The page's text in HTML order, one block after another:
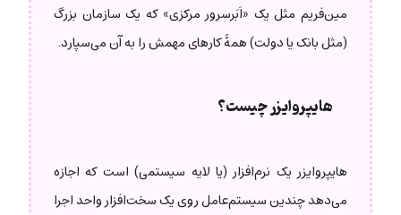
مین‌فریم مثل یک «اَبَرسرور مرکزی» که یک سازمان بزرگ
(مثل بانک یا دولت) همۀ کارهای مهمش را به آن می‌سپارد.
هایپروایزر چیست؟
هایپروایزر یک نرم‌افزار (یا لایه سیستمی) است که اجازه
می‌دهد چندین سیستم‌عامل روی یک سخت‌افزار واحد اجرا